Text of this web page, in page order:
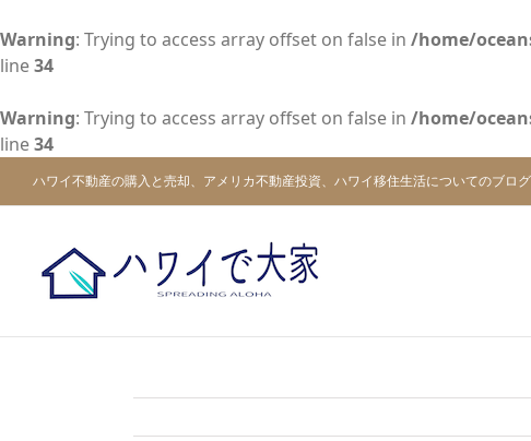
Warning: Trying to access array offset on false in /home/
line34
Warning: Trying to access array offset on false in /home/
line34
ハワイ不動産の購入と売却、アメリカ不動産投資、ハワイ移住生活についてのブログ